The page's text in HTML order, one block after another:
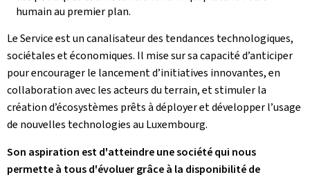
humain au premier plan.
Le Service est un canalisateur des tendances technologiques,
sociétales et économiques. Il mise sur sa capacité d’anticiper
pour encourager le lancement d’initiatives innovantes, en
collaboration avec les acteurs du terrain, et stimuler la
création d’écosystèmes prêts à déployer et développer l’usage
de nouvelles technologies au Luxembourg.
Son aspiration est d'atteindre une société qui nous
permette à tous d'évoluer grâce à la disponibilité de